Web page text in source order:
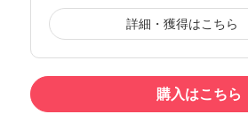
詳細・獲得はこちら
購入はこちら